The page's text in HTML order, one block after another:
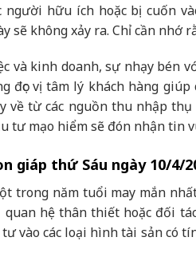
người hữu ích hoặc bị cuốn
sẽ không xảy ra. Chỉ cần nhớ
và kinh doanh, sự nhạy
đọc vị tâm lý khách hàng
về từ các nguồn thu nhập
tư mạo hiểm sẽ đón nhận tin
giáp thứ Sáu ngày 10/4/
trong năm tuổi may mắn
hệ thân thiết hoặc đối
vào các loại hình tài sản có